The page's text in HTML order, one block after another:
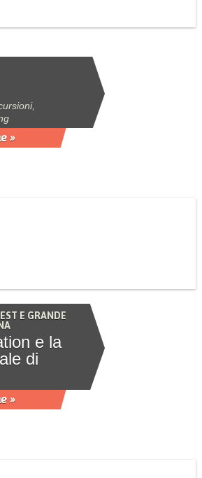
»
E GRANDE
e la
di
»